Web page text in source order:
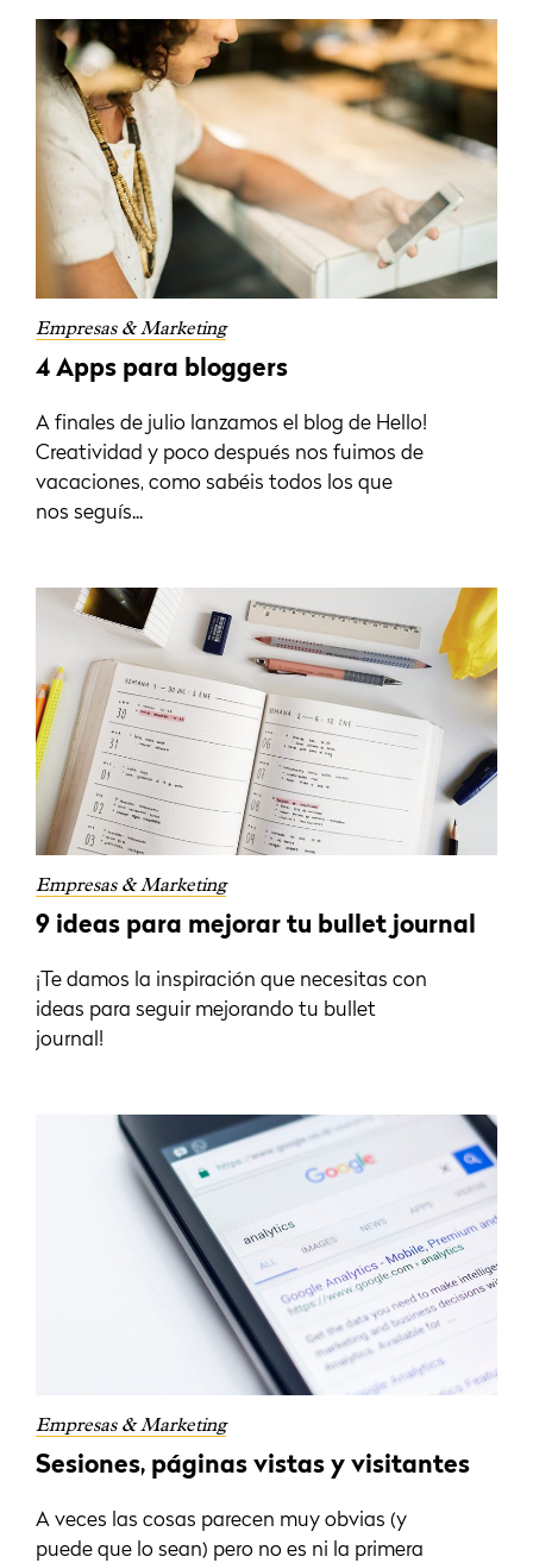
Empresas & Marketing
4 Apps para bloggers
A finales de julio lanzamos el blog de Hello!
Creatividad y poco después nos fuimos de
vacaciones, como sabéis todos los que
nos seguís...
Empresas & Marketing
9 ideas para mejorar tu bullet journal
¡Te damos la inspiración que necesitas con
ideas para seguir mejorando tu bullet
journal!
Empresas & Marketing
Sesiones, páginas vistas y visitantes
A veces las cosas parecen muy obvias (y
puede que lo sean) pero no es ni la primera